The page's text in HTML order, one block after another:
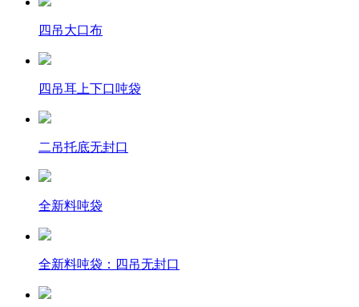
四吊大口布
四吊耳上下口吨袋
二吊托底无封口
全新料吨袋
全新料吨袋：四吊无封口